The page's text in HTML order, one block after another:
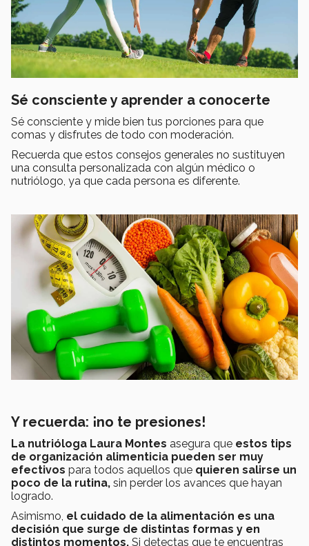
Sé consciente y aprender a conocerte
Sé consciente y mide bien tus porciones para que
comas y disfrutes de todo con moderación.
Recuerda que estos consejos generales no sustituyen
una consulta personalizada con algún médico o
nutriólogo, ya que cada persona es diferente.
Y recuerda: ¡no te presiones!
La nutrióloga Laura Montes asegura que estos tips
de organización alimenticia pueden ser muy
efectivos para todos aquellos que quieren salirse un
poco de la rutina, sin perder los avances que hayan
logrado.
Asimismo, el cuidado de la alimentación es una
decisión que surge de distintas formas y en
distintos momentos. Si detectas que te encuentras